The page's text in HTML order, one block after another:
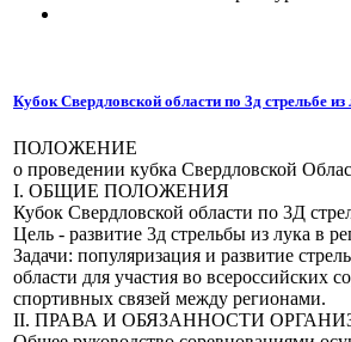
Кубок Свердловской области по 3д стрельбе из
ПОЛОЖЕНИЕ
о проведении кубка Свердловской
I. ОБЩИЕ ПОЛОЖЕНИЯ
Кубок Свердловской области по 3Д
Цель - развитие 3д стрельбы из лука в
Задачи: популяризация и развитие
области для участия во всероссийских
спортивных связей между регионами.
II. ПРАВА И ОБЯЗАННОСТИ